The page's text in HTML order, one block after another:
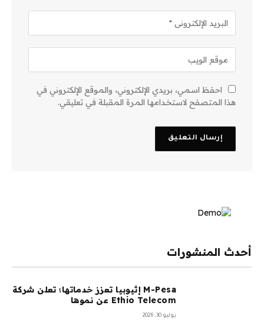
احفظ اسمي، بريدي الإلكتروني، والموقع الإلكتروني في
هذا المتصفح لاستخدامها المرة المقبلة في تعليقي.
أحدث المنشورات
M-Pesa إثيوبيا تعزز خدماتها؛ تعلن شركة
Ethio Telecom عن نموها
يوليو 30, 2026